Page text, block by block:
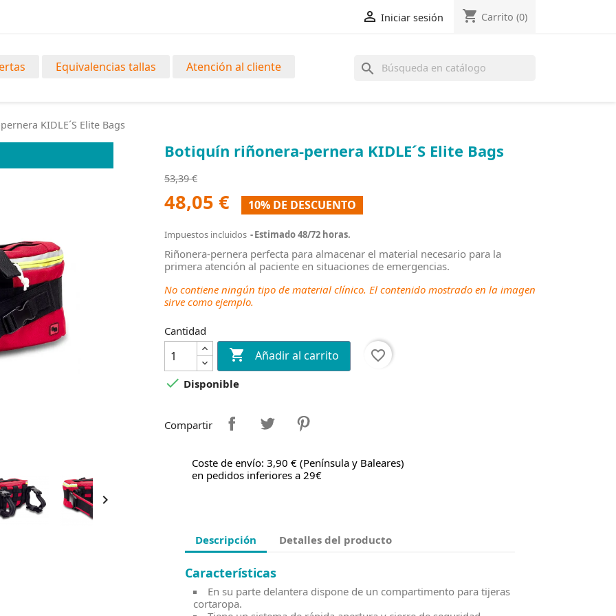
 Iniciar sesión shopping_cart Carrito (0)
Equivalencias tallas Atención al cliente search
KIDLE´S Elite Bags

Botiquín riñonera-pernera KIDLE´S Elite Bags
53,39 €
48,05 € 10% DE DESCUENTO
Impuestos incluidos Estimado 48/72 horas.
Riñonera-pernera perfecta para almacenar el material necesario para la
primera atención al paciente en situaciones de emergencias.
No contiene ningún tipo de material clínico. El contenido mostrado en la imagen
sirve como ejemplo.
Cantidad
 Añadir al carrito
favorite_border
 Disponible
Compartir
Coste de envío: 3,90 € (Península y Baleares)
en pedidos inferiores a 29€
Descripción Detalles del producto
Características
En su parte delantera dispone de un compartimento para tijeras
cortaropa.